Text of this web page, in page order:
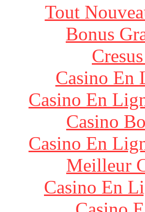
Tout
Bonus
Casino En
Casino En
Casino
Casino En
Meilleur
Casino En